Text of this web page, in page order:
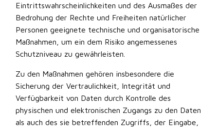
Eintrittswahrscheinlichkeiten und des Ausmaßes der
Bedrohung der Rechte und Freiheiten natürlicher
Personen geeignete technische und organisatorische
Maßnahmen, um ein dem Risiko angemessenes
Schutzniveau zu gewährleisten.
Zu den Maßnahmen gehören insbesondere die
Sicherung der Vertraulichkeit, Integrität und
Verfügbarkeit von Daten durch Kontrolle des
physischen und elektronischen Zugangs zu den Daten
als auch des sie betreffenden Zugriffs, der Eingabe,